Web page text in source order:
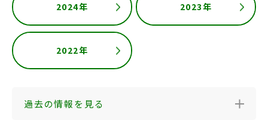
2024年 2023年
2022年
過去の情報を見る